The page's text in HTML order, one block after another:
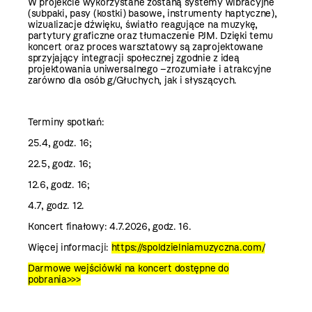
(subpaki, pasy (kostki) basowe, instrumenty haptyczne),
wizualizacje dźwięku, światło reagujące na muzykę,
partytury graficzne oraz tłumaczenie PJM. Dzięki temu
koncert oraz proces warsztatowy są zaprojektowane
sprzyjający integracji społecznej zgodnie z ideą
projektowania uniwersalnego –zrozumiałe i atrakcyjne
zarówno dla osób g/Głuchych, jak i słyszących.
Terminy spotkań:
25.4, godz. 16;
22.5, godz. 16;
12.6, godz. 16;
4.7, godz. 12.
Koncert finałowy: 4.7.2026, godz. 16.
Więcej informacji: https://spoldzielniamuzyczna.com/
Darmowe wejściówki na koncert dostępne do
pobrania>>>